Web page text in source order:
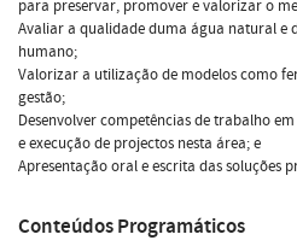
para preservar, promover e valorizar o
Avaliar a qualidade duma água natural e
humano;
Valorizar a utilização de modelos como
gestão;
Desenvolver competências de trabalho
e execução de projectos nesta área; e
Apresentação oral e escrita das soluções
Conteúdos Programáticos